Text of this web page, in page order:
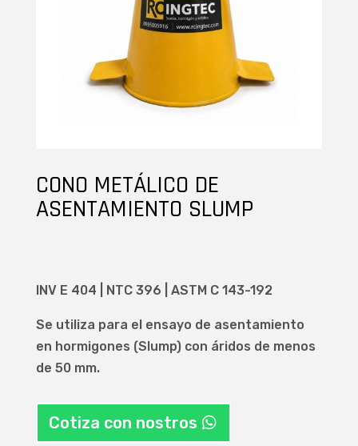
CONO METÁLICO DE
ASENTAMIENTO SLUMP
INV E 404 | NTC 396 | ASTM C 143-192
Se utiliza para el ensayo de asentamiento
en hormigones (Slump) con áridos de menos
de 50 mm.
Cotiza con nostros